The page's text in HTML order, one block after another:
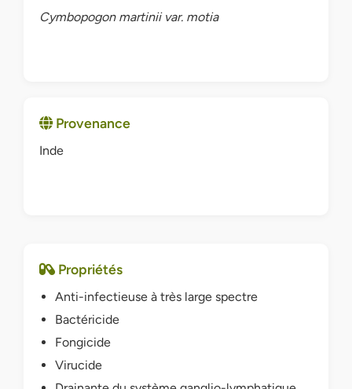
Cymbopogon martinii var. motia
Provenance
Inde
Propriétés
Anti-infectieuse à très large spectre
Bactéricide
Fongicide
Virucide